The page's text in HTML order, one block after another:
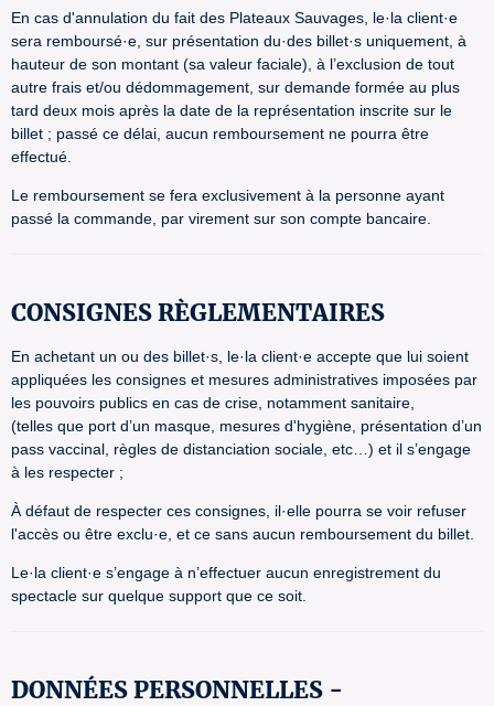
En cas d'annulation du fait des Plateaux Sauvages, le·la client·e
sera remboursé·e, sur présentation du·des billet·s uniquement, à
hauteur de son montant (sa valeur faciale), à l’exclusion de tout
autre frais et/ou dédommagement, sur demande formée au plus
tard deux mois après la date de la représentation inscrite sur le
billet ; passé ce délai, aucun remboursement ne pourra être
effectué.
Le remboursement se fera exclusivement à la personne ayant
passé la commande, par virement sur son compte bancaire.
CONSIGNES RÈGLEMENTAIRES
En achetant un ou des billet·s, le·la client·e accepte que lui soient
appliquées les consignes et mesures administratives imposées par
les pouvoirs publics en cas de crise, notamment sanitaire,
(telles que port d’un masque, mesures d'hygiène, présentation d’un
pass vaccinal, règles de distanciation sociale, etc…) et il s’engage
à les respecter ;
À défaut de respecter ces consignes, il·elle pourra se voir refuser
l'accès ou être exclu·e, et ce sans aucun remboursement du billet.
Le·la client·e s’engage à n’effectuer aucun enregistrement du
spectacle sur quelque support que ce soit.
DONNÉES PERSONNELLES -